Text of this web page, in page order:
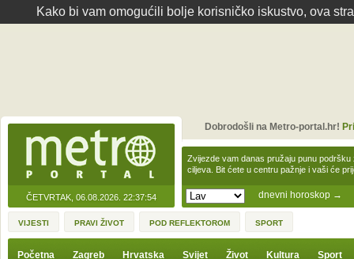
Kako bi vam omogućili bolje korisničko iskustvo, ova
ČETVRTAK, 06.08.2026. 22:37:54 dnevni horoskop →
Zvijezde vam danas pružaju punu
ciljeva. Bit ćete u centru pažnje i vaši će
Dobrodošli na Metro-portal.hr!
VIJESTI PRAVI ŽIVOT POD REFLEKTOROM SPORT
Početna Zagreb Hrvatska Svijet Život Kultura Sport